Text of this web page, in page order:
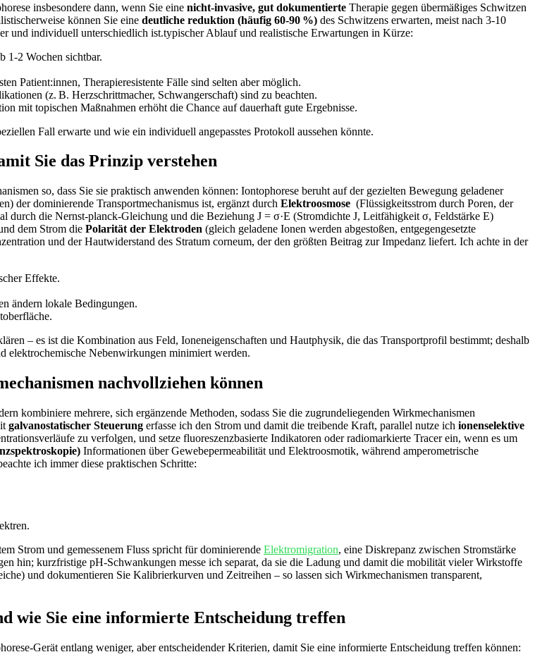
‍insbesondere ⁢dann, wenn Sie eine⁢ nicht‑invasive, gut ⁢dokumentierte Therapie gegen übermäßiges Schwitzen
können‌ Sie eine⁢ deutliche reduktion (häufig 60-90 %) ⁣des Schwitzens erwarten, ‌meist nach 3-10​
und individuell‍ unterschiedlich ‌ist.typischer‍ Ablauf und realistische Erwartungen in Kürze:
1-2 Wochen sichtbar.
Patient:innen, Therapieresistente Fälle ⁣sind selten aber möglich.
(z. B. Herzschrittmacher, ​Schwangerschaft) sind zu beachten.
mit topischen Maßnahmen​ erhöht‌ die Chance auf dauerhaft gute ‍Ergebnisse.
Fall erwarte und wie ein individuell ⁣angepasstes Protokoll ⁢aussehen ‌könnte.
Sie das⁢ Prinzip verstehen
so, dass⁤ Sie ⁢sie praktisch ‌anwenden können: Iontophorese beruht‍ auf der gezielten Bewegung geladener
der dominierende Transportmechanismus‌ ist, ergänzt​ durch Elektroosmose ⁤ (Flüssigkeitsstrom durch Poren, der
durch die ⁤Nernst‑planck‑Gleichung ​und die Beziehung J = σ·E⁤ (Stromdichte J, Leitfähigkeit σ, Feldstärke E)
dem ‍Strom die Polarität​ der Elektroden (gleich​ geladene Ionen werden abgestoßen,⁤ entgegengesetzte
⁣und der⁣ Hautwiderstand des Stratum corneum, der den größten Beitrag zur ⁢Impedanz‍ liefert. Ich⁣ achte⁣ in der⁢
Effekte.
ändern ⁢lokale Bedingungen.
– es‍ ist die Kombination aus Feld, Ioneneigenschaften ​und Hautphysik, ⁤die das ​Transportprofil​ bestimmt; deshalb⁤
elektrochemische⁣ Nebenwirkungen minimiert werden.
nachvollziehen ⁤können
kombiniere mehrere, sich ⁤ergänzende ​Methoden, sodass ‌Sie die zugrundeliegenden Wirkmechanismen
galvanostatischer ‌Steuerung erfasse ich⁣ den Strom und damit die treibende Kraft, parallel nutze ich ionenselektive
zu verfolgen, und‍ setze fluoreszenzbasierte Indikatoren oder radiomarkierte Tracer ein,‍ wenn es um
Informationen​ über Gewebepermeabilität und Elektroosmotik, während amperometrische
‍ich‍ immer ‌diese praktischen ​Schritte:
⁢Strom und gemessenem Fluss‍ spricht für dominierende Elektromigration,⁤ eine Diskrepanz zwischen Stromstärke
hin; kurzfristige pH-Schwankungen ⁣messe⁤ ich separat, da sie die⁣ Ladung und damit die mobilität vieler Wirkstoffe
⁤und‌ dokumentieren Sie Kalibrierkurven und Zeitreihen – so lassen sich Wirkmechanismen transparent,
wie ‍Sie eine informierte Entscheidung ⁤treffen
Gerät⁣ entlang⁢ weniger, ⁢aber entscheidender Kriterien, ⁢damit Sie eine informierte Entscheidung treffen können: